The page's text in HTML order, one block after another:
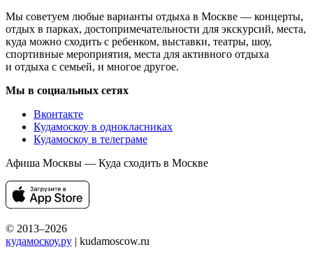
Мы советуем любые варианты отдыха в Москве — концерты,
отдых в парках, достопримечательности для экскурсий, места,
куда можно сходить с ребенком, выставки, театры, шоу,
спортивные мероприятия, места для активного отдыха
и отдыха с семьей, и многое другое.
Мы в социальных сетях
Вконтакте
Кудамоскоу в однокласниках
Кудамоскоу в телеграме
Афиша Москвы — Куда сходить в Москве
© 2013–2026
кудамоскоу.ру | kudamoscow.ru